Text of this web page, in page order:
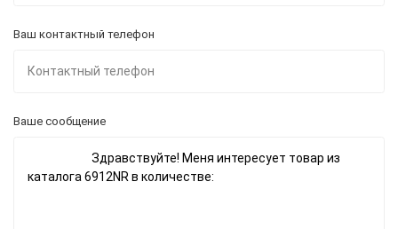
Ваш контактный телефон
Ваше сообщение